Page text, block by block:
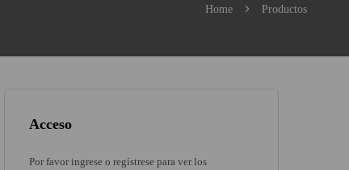
Home Productos
Acceso
Por favor ingrese o regístrese para ver los